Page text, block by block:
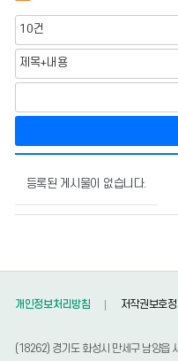
&
게
물
호,
등록된 게시물이 없습니다.
개인정보처리방침 저작권보호
(18262) 경기도 화성시 만세구 남양읍